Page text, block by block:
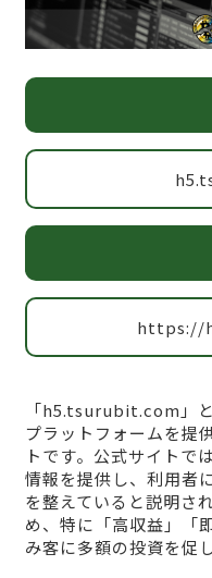
https://
「h5.tsurubit.com」
プラットフォームを提
トです。公式サイトで
情報を提供し、利用者
を整えていると説明さ
め、特に「高収益」「
み客に多額の投資を促